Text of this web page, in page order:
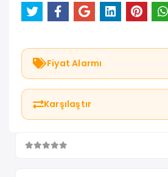
Fiyat Alarmı
Karşılaştır